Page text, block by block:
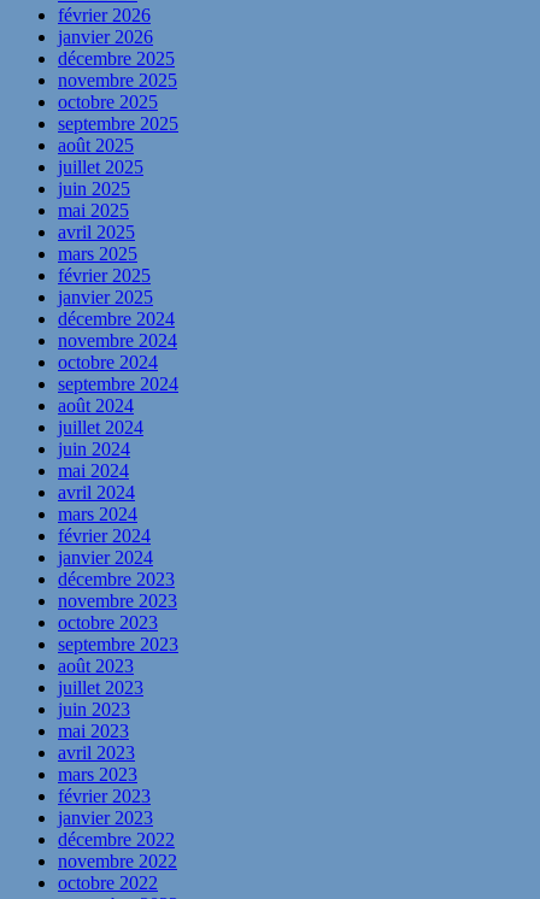
février 2026
janvier 2026
décembre 2025
novembre 2025
octobre 2025
septembre 2025
août 2025
juillet 2025
juin 2025
mai 2025
avril 2025
mars 2025
février 2025
janvier 2025
décembre 2024
novembre 2024
octobre 2024
septembre 2024
août 2024
juillet 2024
juin 2024
mai 2024
avril 2024
mars 2024
février 2024
janvier 2024
décembre 2023
novembre 2023
octobre 2023
septembre 2023
août 2023
juillet 2023
juin 2023
mai 2023
avril 2023
mars 2023
février 2023
janvier 2023
décembre 2022
novembre 2022
octobre 2022